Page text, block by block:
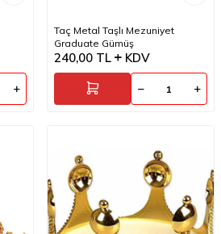
Taç Metal Taşlı Mezuniyet
Graduate Gümüş
240,00 TL KDV